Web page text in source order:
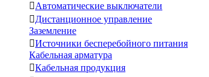
Автоматические выключатели
Дистанционное управление
Заземление
Источники бесперебойного питания
Кабельная арматура
Кабельная продукция